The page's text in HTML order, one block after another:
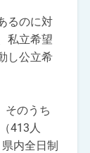
るのに対
私立希望
し公立希
そのうち
413人
内全日制